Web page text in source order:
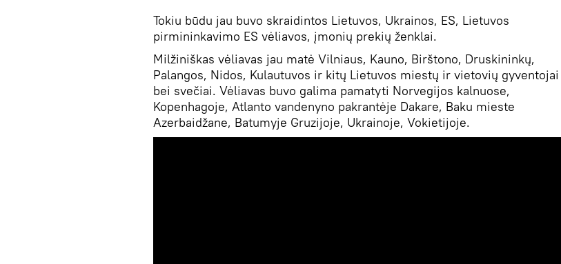
Tokiu būdu jau buvo skraidintos Lietuvos, Ukrainos, ES, Lietuvos
pirmininkavimo ES vėliavos, įmonių prekių ženklai.
Milžiniškas vėliavas jau matė Vilniaus, Kauno, Birštono, Druskininkų,
Palangos, Nidos, Kulautuvos ir kitų Lietuvos miestų ir vietovių gyventojai
bei svečiai. Vėliavas buvo galima pamatyti Norvegijos kalnuose,
Kopenhagoje, Atlanto vandenyno pakrantėje Dakare, Baku mieste
Azerbaidžane, Batumyje Gruzijoje, Ukrainoje, Vokietijoje.